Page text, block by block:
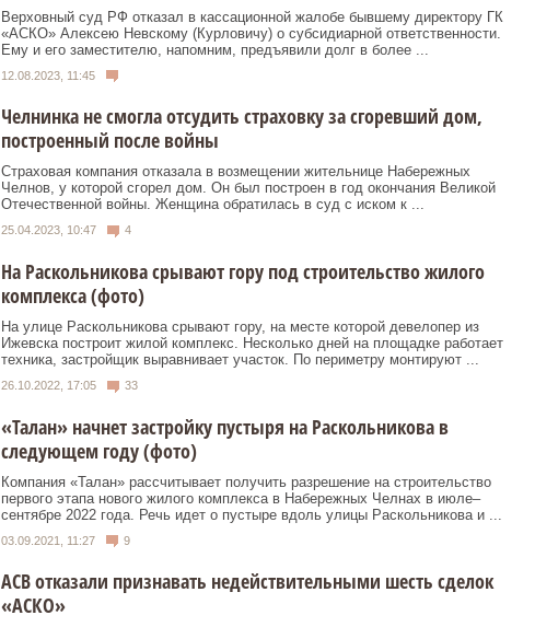
Верховный суд РФ отказал в кассационной жалобе бывшему директору ГК
«АСКО» Алексею Невскому (Курловичу) о субсидиарной ответственности.
Ему и его заместителю, напомним, предъявили долг в более ...
12.08.2023, 11:45
Челнинка не смогла отсудить страховку за сгоревший дом,
построенный после войны
Страховая компания отказала в возмещении жительнице Набережных
Челнов, у которой сгорел дом. Он был построен в год окончания Великой
Отечественной войны. Женщина обратилась в суд с иском к ...
25.04.2023, 10:47 4
На Раскольникова срывают гору под строительство жилого
комплекса (фото)
На улице Раскольникова срывают гору, на месте которой девелопер из
Ижевска построит жилой комплекс. Несколько дней на площадке работает
техника, застройщик выравнивает участок. По периметру монтируют ...
26.10.2022, 17:05 33
«Талан» начнет застройку пустыря на Раскольникова в
следующем году (фото)
Компания «Талан» рассчитывает получить разрешение на строительство
первого этапа нового жилого комплекса в Набережных Челнах в июле–
сентябре 2022 года. Речь идет о пустыре вдоль улицы Раскольникова и ...
03.09.2021, 11:27 9
АСВ отказали признавать недействительными шесть сделок
«АСКО»